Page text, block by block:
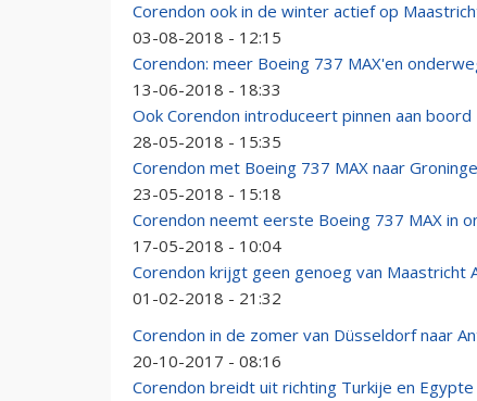
Corendon ook in de winter actief op
03-08-2018 - 12:15
Corendon: meer Boeing 737 MAX'en
13-06-2018 - 18:33
Ook Corendon introduceert pinnen aan boord
28-05-2018 - 15:35
Corendon met Boeing 737 MAX naar
23-05-2018 - 15:18
Corendon neemt eerste Boeing 737 MAX in
17-05-2018 - 10:04
Corendon krijgt geen genoeg van Maastricht
01-02-2018 - 21:32
Corendon in de zomer van Düsseldorf naar
20-10-2017 - 08:16
Corendon breidt uit richting Turkije en Egypte